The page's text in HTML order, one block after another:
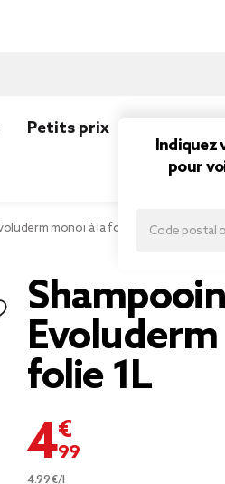
Indiquez
pour
Petits prix
monoï à la folie 1L
folie 1L
4,99 €
4.99€/l